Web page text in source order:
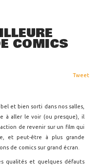
COMICS
Tweet
et bien sorti dans nos salles,
à aller le voir (ou presque), il
de revenir sur un film qui
et peut-être à plus grande
de comics sur grand écran.
qualités et quelques défauts